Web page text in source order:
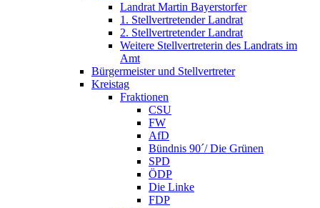
Landrat Martin Bayerstorfer
1. Stellvertretender Landrat
2. Stellvertretender Landrat
Weitere Stellvertreterin des Landrats im
Amt
Bürgermeister und Stellvertreter
Kreistag
Fraktionen
CSU
FW
AfD
Bündnis 90´/ Die Grünen
SPD
ÖDP
Die Linke
FDP